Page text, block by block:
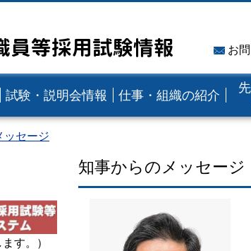
員等採用試験情報 お
試験・説明会情報 仕事・組織の紹介
ッセージ
知事からのメッセージ
す。）